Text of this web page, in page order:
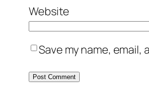
Website
Save my name,